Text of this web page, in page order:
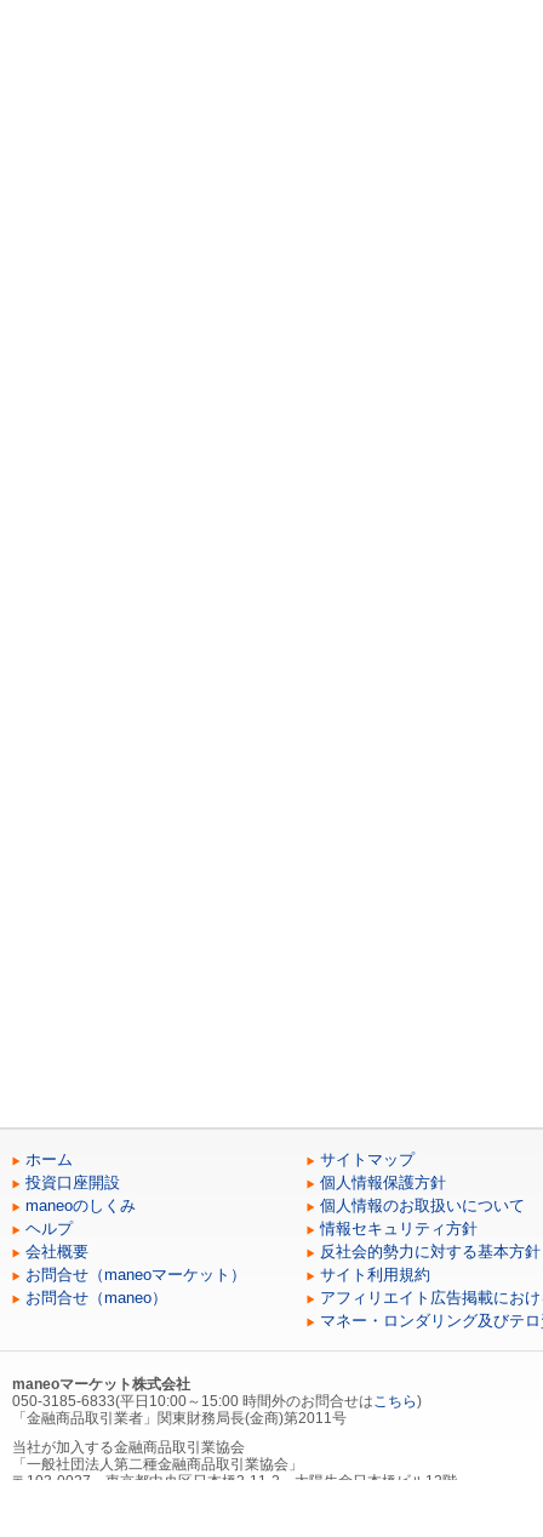
ホーム
投資口座開設
maneoのしくみ
ヘルプ
会社概要
お問合せ（maneoマーケット）
お問合せ（maneo）
サイトマップ
個人情報保護方針
個人情報のお取扱いについて
情報セキュリティ方針
反社会的勢力に対する基本方針
サイト利用規約
アフィリエイト広告掲載にお
マネー・ロンダリング及びテ
maneoマーケット株式会社
050-3185-6833(平日10:00～15:00 時間外のお問合せはこちら)
「金融商品取引業者」関東財務局長(金商)第2011号
当社が加入する金融商品取引業協会
「一般社団法人第二種金融商品取引業協会」
〒103-0027 東京都中央区日本橋2-11-2 太陽生命日本橋ビル12階